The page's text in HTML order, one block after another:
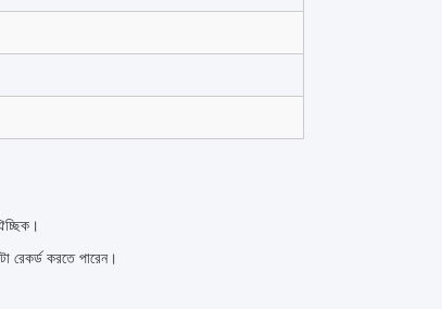
রেকর্ড করতে পারেন।